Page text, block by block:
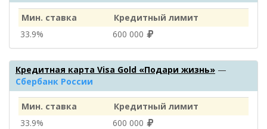
Мин. ставка
Кредитный лимит
33.9%
600 000
Кредитная карта Visa Gold «Подари жизнь» —
Сбербанк России
Мин. ставка
Кредитный лимит
33.9%
600 000